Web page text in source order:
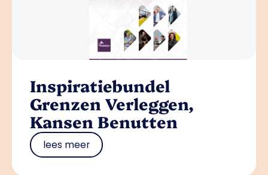
Inspiratiebundel
Grenzen Verleggen,
Kansen Benutten
lees meer